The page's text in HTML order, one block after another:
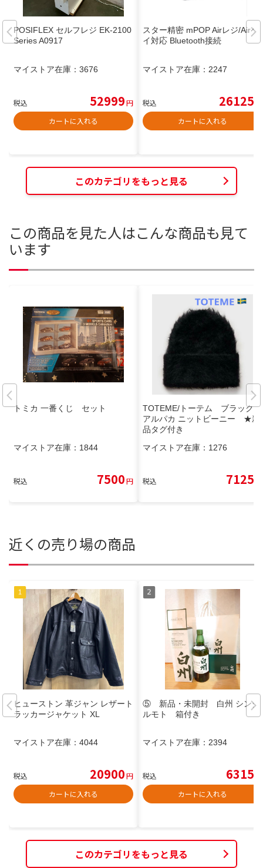
POSIFLEX セルフレジ EK-2100
Series A0917
マイストア在庫： 3676
税込 52999円
カートに入れる
スター精密 mPOP Airレジ/Airペ
イ対応 Bluetooth接続
マイストア在庫： 2247
税込 26125
カートに入れる
このカテゴリをもっと見る
この商品を見た人はこんな商品も見て
います
トミカ 一番くじ セット
マイストア在庫： 1844
税込 7500円
TOTEME/トーテム ブラック
アルパカ ニットビーニー ★新
品タグ付き
マイストア在庫： 1276
税込 7125
近くの売り場の商品
ヒューストン 革ジャン レザート
ラッカージャケット XL
マイストア在庫： 4044
税込 20900円
カートに入れる
⑤ 新品・未開封 白州 シング
ルモト 箱付き
マイストア在庫： 2394
税込 6315
カートに入れる
このカテゴリをもっと見る